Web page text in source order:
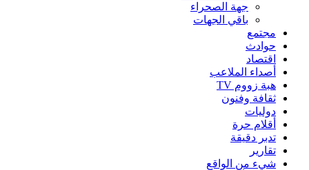
جهة الصحراء
باقي الجهات
مجتمع
حوادث
اقتصاد
أصداء الملاعب
هبة زووم TV
ثقافة وفنون
دوليات
أقلام حرة
تدبر دقيقة
تقارير
شيء من الواقع